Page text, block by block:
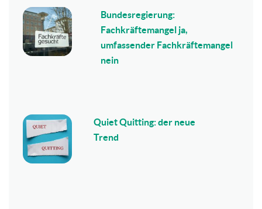
Bundesregierung:
Fachkräftemangel ja,
umfassender Fachkräftemangel
nein
Quiet Quitting: der neue
Trend